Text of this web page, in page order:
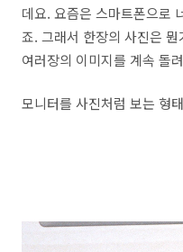
데요. 요즘은 스마트폰으로
죠. 그래서 한장의 사진은
여러장의 이미지를 계속 돌
모니터를 사진처럼 보는 형